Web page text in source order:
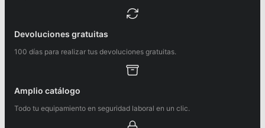
Devoluciones gratuitas
100 días para realizar tus devoluciones gratuitas.
Amplio catálogo
Todo tu equipamiento en seguridad laboral en un clic.